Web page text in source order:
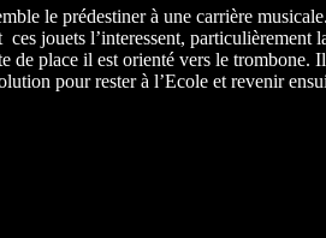
le prédestiner à une carrière
ces jouets l’interessent, particulièrement
de place il est orienté vers le trombone.
pour rester à l’Ecole et revenir